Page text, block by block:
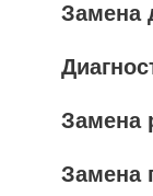
Замена
Замена
Замена